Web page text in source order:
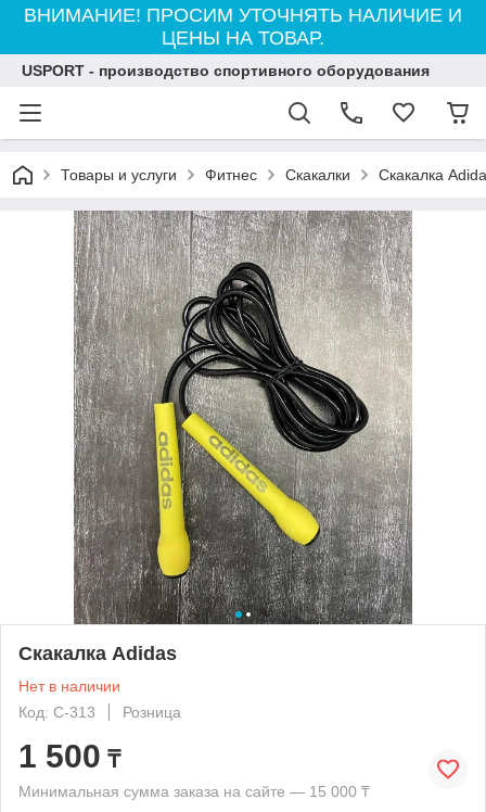
ВНИМАНИЕ! ПРОСИМ УТОЧНЯТЬ НАЛИЧИЕ И
ЦЕНЫ НА ТОВАР.
USPORT - производство спортивного оборудования
Товары и услуги Фитнес Cкакалки Скакалка
Скакалка Adidas
Нет в наличии
Код: C-313
Розница
1 500 ₸
Минимальная сумма заказа на сайте — 15 000 ₸